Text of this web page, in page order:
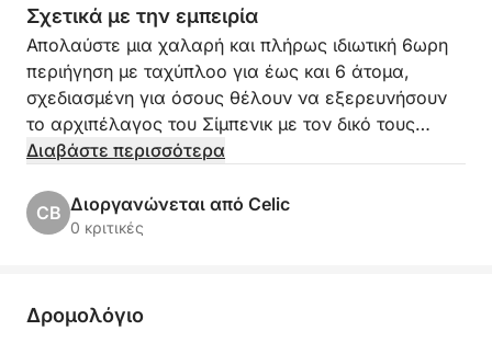
Σχετικά με την εμπειρία
Απολαύστε μια χαλαρή και πλήρως ιδιωτική 6ωρη
περιήγηση με ταχύπλοο για έως και 6 άτομα,
σχεδιασμένη για όσους θέλουν να εξερευνήσουν
το αρχιπέλαγος του Σίμπενικ με τον δικό τους
ρυθμό. Είτε ταξιδεύετε με οικογένεια, φίλους ή ως
ισορροπία μεταξύ γραφικής κρουαζιέρας,
κολύμβησης και γαλήνιου χρόνου στο νησί.
προτιμώμενη τοποθεσία, με ευέλικτη ώρα έναρξης
Διαβάστε περισσότερα
CB Διοργανώνεται από Celic
0 κριτικές
Δρομολόγιο